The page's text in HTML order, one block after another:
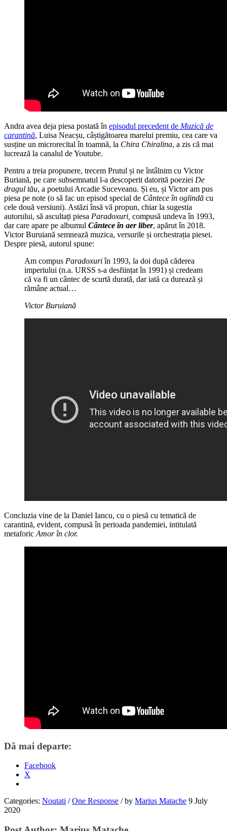
Andra avea deja piesa postată în episodul precedent de Muzică de
carantină, Luisa Neacșu, câștigătoarea marelui premiu, cea care va
susține un microrecital în toamnă, la Chira Chiralina, a zis că mai
lucrează la canalul de Youtube.
Pentru a treia propunere, trecem Prutul și ne întâlnim cu Victor
Buriană, pe care subsemnatul l-a descoperit datorită poeziei De
dragul tău, a poetului Arcadie Suceveanu. Și eu, și Victor am pus
piesa pe note (o să fac un episod special de Cântece în oglindă cu
cele două versiuni). Astăzi însă vă propun, chiar la sugestia
autorului, să ascultați piesa Paradoxuri, compusă undeva în 1993,
dar care apare pe albumul Cântece în aer liber, apărut în 2018.
Victor Buruiană semnează muzica, versurile și orchestrația piesei.
Despre piesă, autorul spune:
Am compus Paradoxuriîn 1993, la doi după căderea
imperiului (n.a. URSS s-a desființat în 1991) și credeam
că va fi un cântec de scurtă durată, dar iată ca durează și
rămâne actual…
Victor Buruiană
Concluzia vine de la Daniel Iancu, cu o piesă cu tematică de
carantină, evident, compusă în perioada pandemiei, intitulată
metaforic Amor în clor.
Dă mai departe:
Facebook
X
Categories: Noutati / One Response /by Marius Matache 9 July
2020